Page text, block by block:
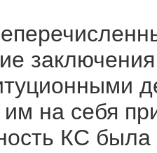
им на себя
КС была